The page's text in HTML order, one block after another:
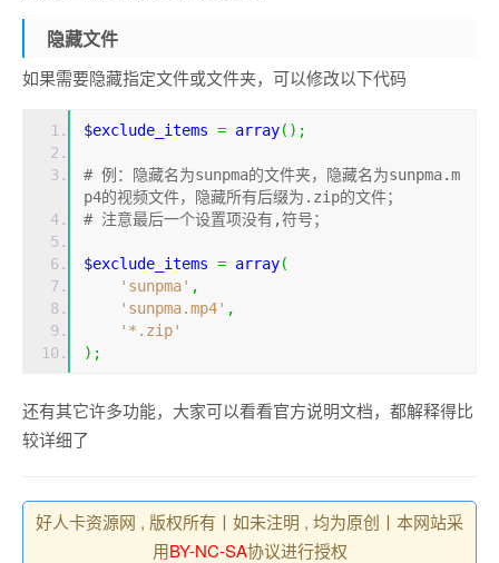
隐藏文件
如果需要隐藏指定文件或文件夹，可以修改以下代码
$exclude_items = array();
# 例：隐藏名为sunpma的文件夹，隐藏名为sunpma.m
p4的视频文件，隐藏所有后缀为.zip的文件；
# 注意最后一个设置项没有,符号；
$exclude_items = array(
'sunpma' ,
'sunpma.mp4' ,
'*.zip'
);
还有其它许多功能，大家可以看看官方说明文档，都解释得比
较详细了
好人卡资源网 , 版权所有丨如未注明 , 均为原创丨本网站采
用BY-NC-SA协议进行授权